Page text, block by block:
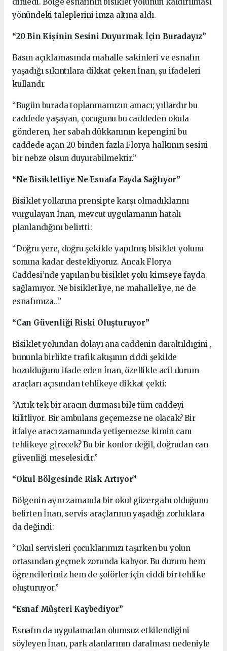
yönündeki taleplerini imza altına aldı.
“20 Bin Kişinin Sesini Duyurmak İçin Buradayız”
Basın açıklamasında mahalle sakinleri ve esnafın
yaşadığı sıkıntılara dikkat çeken İnan, şu ifadeleri
kullandı:
“Bugün burada toplanmamızın amacı; yıllardır bu
caddede yaşayan, çocuğunu bu caddeden okula
gönderen, her sabah dükkanının kepengini bu
caddede açan 20 binden fazla Florya halkının sesini
bir nebze olsun duyurabilmektir.”
“Ne Bisikletliye Ne Esnafa Fayda Sağlıyor”
Bisiklet yollarına prensipte karşı olmadıklarını
vurgulayan İnan, mevcut uygulamanın hatalı
planlandığını belirtti:
“Doğru yere, doğru şekilde yapılmış bisiklet yolunu
sonuna kadar destekliyoruz. Ancak Florya
Caddesi’nde yapılan bu bisiklet yolu kimseye fayda
sağlamıyor. Ne bisikletliye, ne mahalleliye, ne de
esnafımıza…”
“Can Güvenliği Riski Oluşturuyor”
Bisiklet yolundan dolayı ana caddenin daraltıldıgini ,
bununla birlikte trafik akışının ciddi şekilde
bozulduğunu ifade eden İnan, özellikle acil durum
araçları açısından tehlikeye dikkat çekti:
“Artık tek bir aracın durması bile tüm caddeyi
kilitliyor. Bir ambulans geçemezse ne olacak? Bir
itfaiye aracı zamanında yetişemezse kimin canı
tehlikeye girecek? Bu bir konfor değil, doğrudan can
güvenliği meselesidir.”
“Okul Bölgesinde Risk Artıyor”
Bölgenin aynı zamanda bir okul güzergahı olduğunu
belirten İnan, servis araçlarının yaşadığı zorluklara
da değindi:
“Okul servisleri çocuklarımızı taşırken bu yolun
ortasından geçmek zorunda kalıyor. Bu durum hem
öğrencilerimiz hem de şoförler için ciddi bir tehlike
oluşturuyor.”
“Esnaf Müşteri Kaybediyor”
Esnafın da uygulamadan olumsuz etkilendiğini
söyleyen İnan, park alanlarının daralması nedeniyle